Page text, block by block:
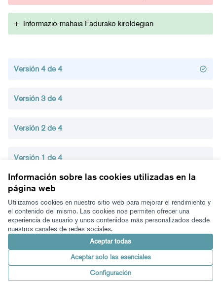
Información sobre las cookies utilizadas en la
página web
Utilizamos cookies en nuestro sitio web para mejorar el rendimiento y
el contenido del mismo. Las cookies nos permiten ofrecer una
experiencia de usuario y unos contenidos más personalizados desde
nuestros canales de redes sociales.
Aceptar todas
Aceptar solo las esenciales
Configuración
+ Informazio-mahaia Fadurako kiroldegian
Versión 4 de 4
Versión 3 de 4
Versión 2 de 4
Versión 1 de 4
Términos y condiciones de uso
Configuración de cookies
Zeugaz en X
(Enlace externo)
Zeugaz en Facebook
(Enlace externo)
Zeugaz en Instagram
(Enlace externo)
Zeugaz en YouTube
(Enlace externo)
Zeugaz en GitHub
(Enlace externo)
Castellano
Aukeratu hizkuntzaElegir el idioma
Made with ❤️ Web creada con software libre.
Con
(Enlace